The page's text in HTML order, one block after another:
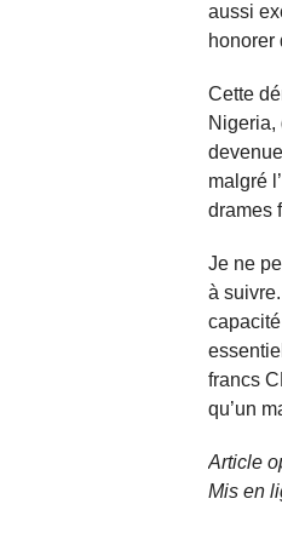
aussi
honorer
Cette
Nigeria,
malgré
drames
Je ne
à
francs
qu’un
Article
Mis en